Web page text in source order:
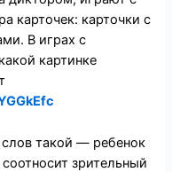
карточек: карточки с
В играх с
картинке
такой — ребенок
зрительный